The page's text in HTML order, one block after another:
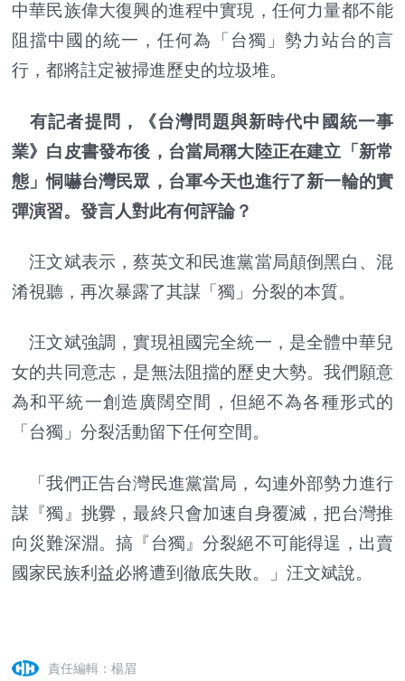
中華民族偉大復興的進程中實現，任何力量都不能
阻擋中國的統一，任何為「台獨」勢力站台的言
行，都將註定被掃進歷史的垃圾堆。
有記者提問，《台灣問題與新時代中國統一事
業》白皮書發布後，台當局稱大陸正在建立「新常
態」恫嚇台灣民眾，台軍今天也進行了新一輪的實
彈演習。發言人對此有何評論？
汪文斌表示，蔡英文和民進黨當局顛倒黑白、混
淆視聽，再次暴露了其謀「獨」分裂的本質。
汪文斌強調，實現祖國完全統一，是全體中華兒
女的共同意志，是無法阻擋的歷史大勢。我們願意
為和平統一創造廣闊空間，但絕不為各種形式的
「台獨」分裂活動留下任何空間。
「我們正告台灣民進黨當局，勾連外部勢力進行
謀『獨』挑釁，最終只會加速自身覆滅，把台灣推
向災難深淵。搞『台獨』分裂絕不可能得逞，出賣
國家民族利益必將遭到徹底失敗。」汪文斌說。
責任編輯：楊眉